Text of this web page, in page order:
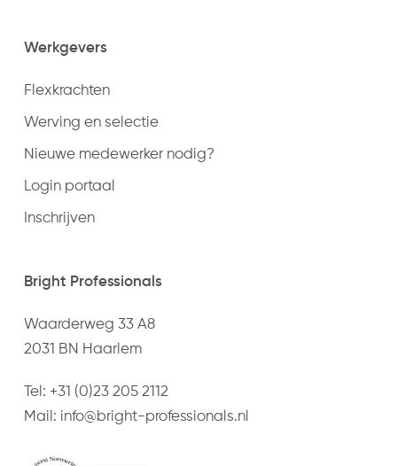
Werkgevers
Flexkrachten
Werving en selectie
Nieuwe medewerker nodig?
Login portaal
Inschrijven
Bright Professionals
Waarderweg 33 A8
2031 BN Haarlem
Tel: +31 (0)23 205 2112
Mail: info@bright-professionals.nl